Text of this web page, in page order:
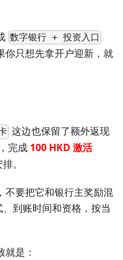
数字银行 + 投资入口
你只想先拿开户迎新，就
这边也保留了额外返现
完成 100 HKD 激活
。
不要把它和银行主奖励混
到账时间和资格，按当
是：